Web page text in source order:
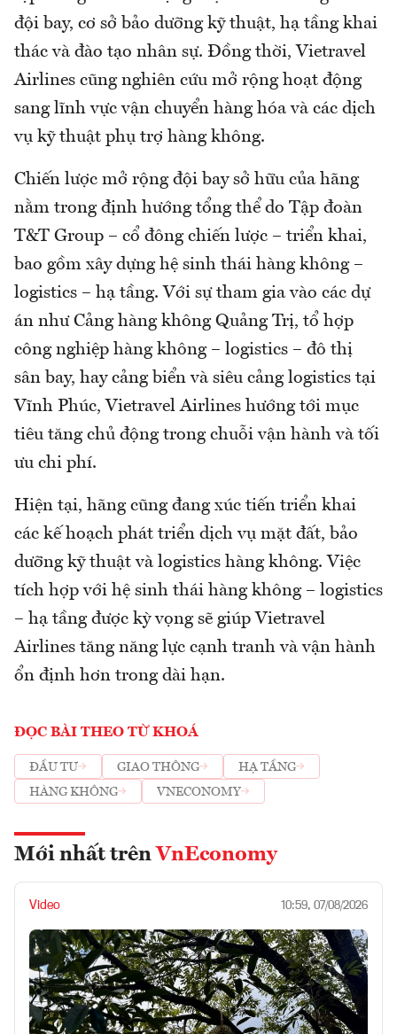
đội bay, cơ sở bảo dưỡng kỹ thuật, hạ tầng khai
thác và đào tạo nhân sự. Đồng thời, Vietravel
Airlines cũng nghiên cứu mở rộng hoạt động
sang lĩnh vực vận chuyển hàng hóa và các dịch
vụ kỹ thuật phụ trợ hàng không.
Chiến lược mở rộng đội bay sở hữu của hãng
nằm trong định hướng tổng thể do Tập đoàn
T&T Group – cổ đông chiến lược – triển khai,
bao gồm xây dựng hệ sinh thái hàng không –
logistics – hạ tầng. Với sự tham gia vào các dự
án như Cảng hàng không Quảng Trị, tổ hợp
công nghiệp hàng không – logistics – đô thị
sân bay, hay cảng biển và siêu cảng logistics tại
Vĩnh Phúc, Vietravel Airlines hướng tới mục
tiêu tăng chủ động trong chuỗi vận hành và tối
ưu chi phí.
Hiện tại, hãng cũng đang xúc tiến triển khai
các kế hoạch phát triển dịch vụ mặt đất, bảo
dưỡng kỹ thuật và logistics hàng không. Việc
tích hợp với hệ sinh thái hàng không – logistics
– hạ tầng được kỳ vọng sẽ giúp Vietravel
Airlines tăng năng lực cạnh tranh và vận hành
ổn định hơn trong dài hạn.
ĐỌC BÀI THEO TỪ KHOÁ
ĐẦU TƯ GIAO THÔNG
HẠ TẦNG
HÀNG KHÔNG
VNECONOMY
Mới nhất trên VnEconomy
Video 10:59, 07/08/2026